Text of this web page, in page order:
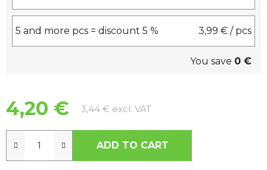
5 and more pcs = discount 5 % 3,99 € / pcs
You save 0 €
4,20 € 3,44 € excl. VATMeasure price:
ADD TO CART